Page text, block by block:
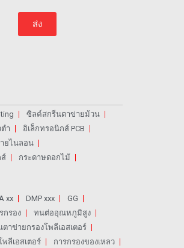
ส่ง
ซิลค์สกรีนตาข่ายม้วน
า
อิเล็กทรอนิกส์ PCB
ยไนลอน
ส์
กระดาษดอกไม้
xx DMP xxx
GG
กรอง
ทนต่ออุณหภูมิสูง
ตาข่ายกรองโพลีเอสเตอร์
ลีเอสเตอร์ การกรองของเหลว